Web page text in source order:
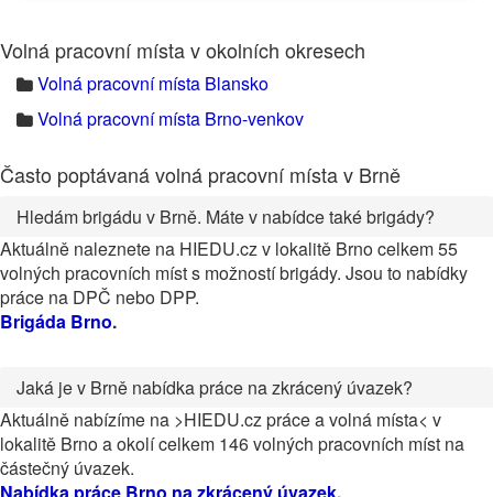
Volná pracovní místa v okolních okresech
Volná pracovní místa Blansko
Volná pracovní místa Brno-venkov
Často poptávaná volná pracovní místa v Brně
Hledám brigádu v Brně. Máte v nabídce také brigády?
Aktuálně naleznete na HIEDU.cz v lokalitě Brno celkem 55
volných pracovních míst s možností brigády. Jsou to nabídky
práce na DPČ nebo DPP.
Brigáda Brno.
Jaká je v Brně nabídka práce na zkrácený úvazek?
Aktuálně nabízíme na >HIEDU.cz práce a volná místa< v
lokalitě Brno a okolí celkem 146 volných pracovních míst na
částečný úvazek.